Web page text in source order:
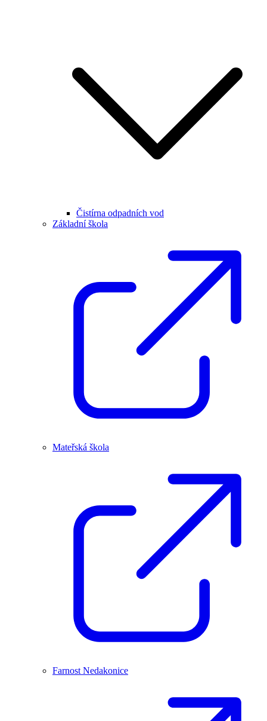
Čistírna odpadních vod
Základní škola
Mateřská škola
Farnost Nedakonice